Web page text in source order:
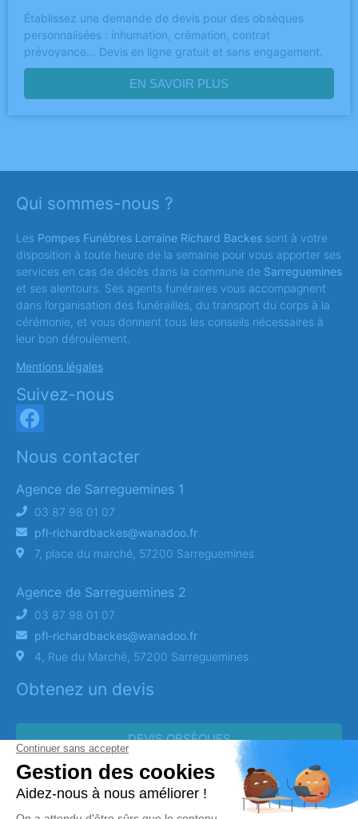
Établissez une demande de devis pour des obsèques
personnalisées : inhumation, crémation, contrat
prévoyance… Devis en ligne gratuit et sans engagement.
EN SAVOIR PLUS
Qui sommes-nous ?
Les Pompes Funèbres Lorraine Richard Backes sont à votre
disposition à toute heure de la semaine pour vous apporter ses
services en cas de décès dans la commune de Sarreguemines
et ses alentours. Ses agents funéraires vous accompagnent
dans l’organisation des funérailles, du transport du corps à la
cérémonie, et vous donnent tous les conseils nécessaires à
leur bon déroulement.
Mentions légales
Suivez-nous
Nous contacter
Agence de Sarreguemines 1
03 87 98 01 07
pfl-richardbackes@wanadoo.fr
7, place du marché, 57200 Sarreguemines
Agence de Sarreguemines 2
03 87 98 01 07
pfl-richardbackes@wanadoo.fr
4, Rue du Marché, 57200 Sarreguemines
Obtenez un devis
DEVIS OBSÈQUES
DEVIS PRÉVOYANCE